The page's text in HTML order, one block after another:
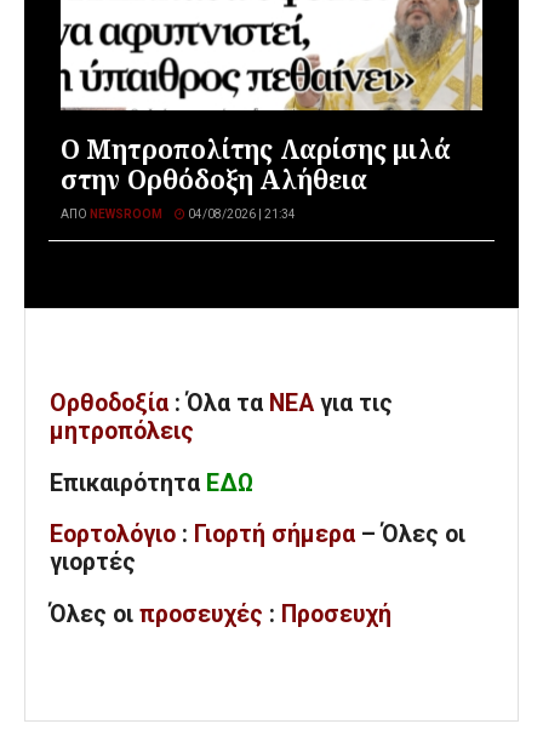
Ο Μητροπολίτης Λαρίσης μιλά
στην Ορθόδοξη Αλήθεια
ΑΠΌ NEWSROOM 04/08/2026 | 21:34
Ορθοδοξία : Όλα τα ΝΕΑ για τις
μητροπόλεις
Επικαιρότητα ΕΔΩ
Εορτολόγιο : Γιορτή σήμερα – Όλες οι
γιορτές
Όλες οι προσευχές : Προσευχή